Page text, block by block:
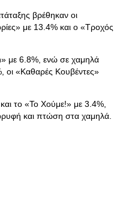
βρέθηκαν οι
με 13.4% και ο «Τροχός
με 6.8%, ενώ σε χαμηλά
οι «Καθαρές Κουβέντες»
το «Το Χούμε!» με 3.4%,
και πτώση στα χαμηλά.